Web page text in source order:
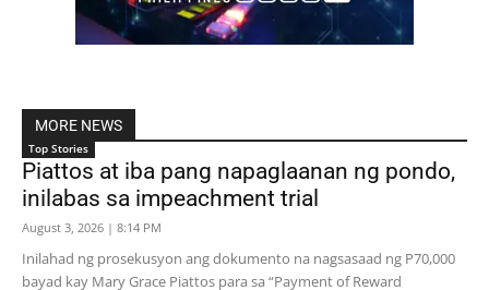
MORE NEWS
Top Stories
Piattos at iba pang napaglaanan ng pondo,
inilabas sa impeachment trial
August 3, 2026 | 8:14 PM
Inilahad ng prosekusyon ang dokumento na nagsasaad ng P70,000
bayad kay Mary Grace Piattos para sa “Payment of Reward